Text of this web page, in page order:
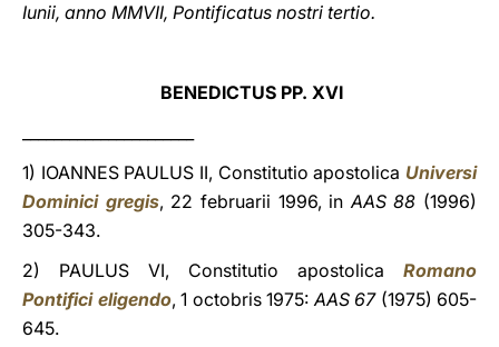
Iunii, anno MMVII, Pontificatus nostri tertio.
BENEDICTUS PP. XVI
1) IOANNES PAULUS II, Constitutio apostolica Universi
Dominici gregis, 22 februarii 1996, inAAS 88 (1996)
305-343.
2) PAULUS VI, Constitutio apostolica Romano
Pontifici eligendo, 1 octobris 1975:AAS 67(1975) 605-
645.